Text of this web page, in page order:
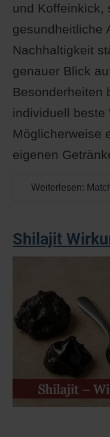
und Koffeinkick,
gesundheitliche
Nachhaltigkeit
genauer Blick
Besonderheiten
individuell beste
Möglicherweise
eigenen
Weiterlesen:
Shilajit